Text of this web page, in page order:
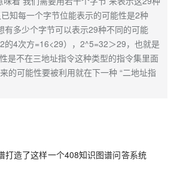
知每一个字节位能表示的可能性是2种
有多少个字节可以表示29种不同的可能
的4次方=16<29），2^5=32＞29，也就是
是不在三地址指令这种类型的指令集里面
的可能性要被利用就在下一种 “二地址指
打造了这样一个408知识图谱问答系统